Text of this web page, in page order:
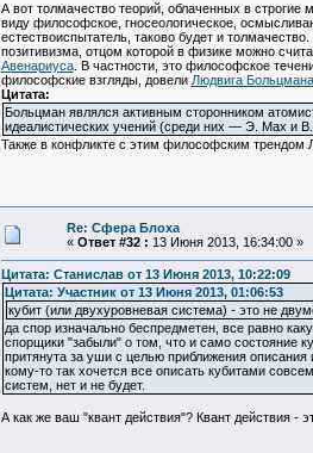
А вот толмачество теорий, облаченных в
виду философское, гносеологическое,
естествоиспытатель, таково будет и
позитивизма, отцом которой в физике можно
Авенариуса. В частности, это философское
философские взгляды, довели Людвига Больцмана
Цитата:
Больцман являлся активным сторонником
идеалистических учений (среди них — Э. Мах и
Также в конфликте с этим философским трендом
Re: Сфера Блоха
« Ответ #32 : 13 Июня 2013, 16:34:00 »
Цитата: Станислав от 13 Июня 2013, 10:22:09
Цитата: Участник от 13 Июня 2013, 01:06:53
кубит (или двухуровневая система) - это не
да спор изначально беспредметен, все равно
спорщики "забыли" о том, что и само состояние
притянута за уши с целью приближения
кому-то так хочется все описать кубитами
систем, нет и не будет.
А как же ваш "квант действия"? Квант действия -